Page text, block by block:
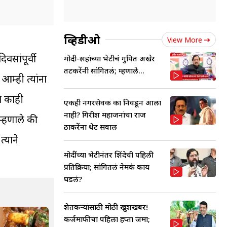
त्यांना
की
व्हिडीओ View More
मोदी-शहांच्या भेटीचं गुपित अखेर
तटकरेंनी सांगितलं; म्हणाले...
एकही नगरसेवक का निवडून आला
नाही? गिरीश महाजनांचा राज
ठाकरेंना थेट सवाल
मोदींच्या भेटीनंतर शिंदेची पहिली
प्रतिक्रिया; सांगितलं नेमकं काय
घडलं?
शेतकऱ्यांसाठी मोठी खुशखबर!
कर्जमाफीचा पहिला हप्ता जमा;